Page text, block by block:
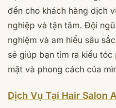
đến cho khách hàng dịch
nghiệp và tận tâm. Đội
nghiệm và am hiểu sâu
sẽ giúp bạn tìm ra kiểu
mặt và phong cách của
Dịch Vụ Tại Hair Salon